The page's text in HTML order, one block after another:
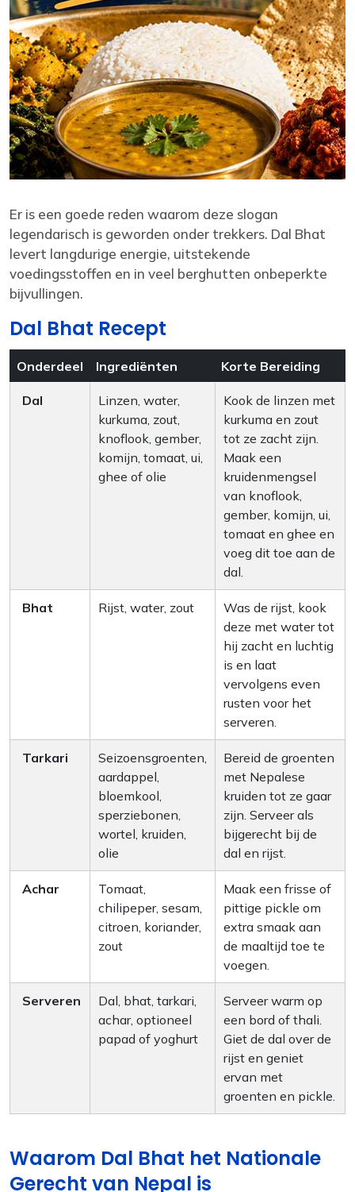
Er is een goede reden waarom deze slogan
legendarisch is geworden onder trekkers. Dal Bhat
levert langdurige energie, uitstekende
voedingsstoffen en in veel berghutten onbeperkte
bijvullingen.
Dal Bhat Recept
Onderdeel Ingrediënten Korte Bereiding
Dal
Linzen, water,
kurkuma, zout,
knoflook, gember,
komijn, tomaat, ui,
ghee of olie
Kook de linzen met
kurkuma en zout
tot ze zacht zijn.
Maak een
kruidenmengsel
van knoflook,
gember, komijn, ui,
tomaat en ghee en
voeg dit toe aan de
dal.
Bhat Rijst, water, zout
Was de rijst, kook
deze met water tot
hij zacht en luchtig
is en laat
vervolgens even
rusten voor het
serveren.
Tarkari
Seizoensgroenten,
aardappel,
bloemkool,
sperziebonen,
wortel, kruiden,
olie
Bereid de groenten
met Nepalese
kruiden tot ze gaar
zijn. Serveer als
bijgerecht bij de
dal en rijst.
Achar
Tomaat,
chilipeper, sesam,
citroen, koriander,
zout
Maak een frisse of
pittige pickle om
extra smaak aan
de maaltijd toe te
voegen.
Serveren
Dal, bhat, tarkari,
achar, optioneel
papad of yoghurt
Serveer warm op
een bord of thali.
Giet de dal over de
rijst en geniet
ervan met
groenten en pickle.
Waarom Dal Bhat het Nationale
Gerecht van Nepal is